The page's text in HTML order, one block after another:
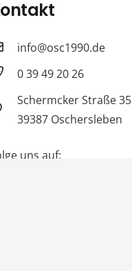
info@osc1990.de
0 39 49 20 26
Schermcker Straße 35
39387 Oschersleben
uns auf: